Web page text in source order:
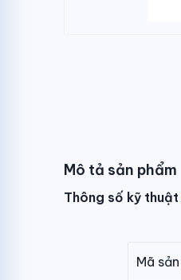
Mô tả sản phẩm
Thông số kỹ thuật
Mã